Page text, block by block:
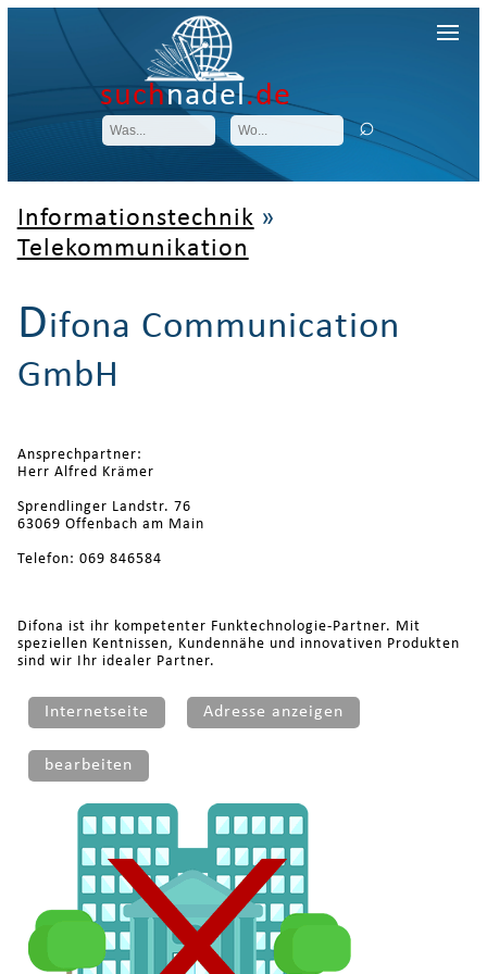
suchnadel.de
Informationstechnik »
Telekommunikation
Difona Communication
GmbH
Ansprechpartner:
Herr Alfred Krämer
Sprendlinger Landstr. 76
63069 Offenbach am Main
Telefon: 069 846584
Difona ist ihr kompetenter Funktechnologie-Partner. Mit
speziellen Kentnissen, Kundennähe und innovativen Produkten
sind wir Ihr idealer Partner.
Internetseite Adresse anzeigen
bearbeiten